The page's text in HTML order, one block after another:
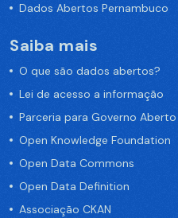
Dados Abertos Pernambuco
Saiba mais
O que são dados abertos?
Lei de acesso a informação
Parceria para Governo Aberto
Open Knowledge Foundation
Open Data Commons
Open Data Definition
Associação CKAN